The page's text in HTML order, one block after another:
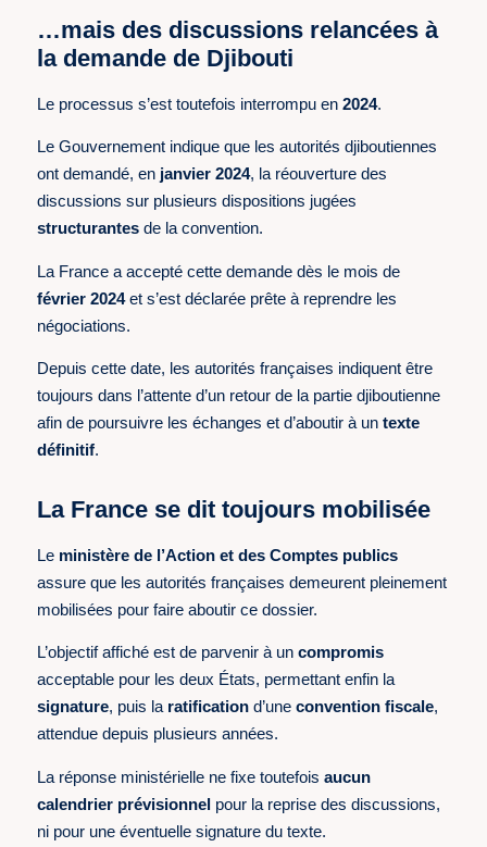
…mais des discussions relancées à
la demande de Djibouti
Le processus s’est toutefois interrompu en2024.
Le Gouvernement indique que les autorités djiboutiennes
ont demandé, en janvier 2024, la réouverture des
discussions sur plusieurs dispositions jugées
structurantes de la convention.
La France a accepté cette demande dès le mois de
février 2024et s’est déclarée prête à reprendre les
négociations.
Depuis cette date, les autorités françaises indiquent être
toujours dans l’attente d’un retour de la partie djiboutienne
afin de poursuivre les échanges et d’aboutir à untexte
définitif.
La France se dit toujours mobilisée
Le ministère de l’Action et des Comptes publics
assure que les autorités françaises demeurent pleinement
mobilisées pour faire aboutir ce dossier.
L’objectif affiché est de parvenir à uncompromis
acceptable pour les deux États, permettant enfin la
signature, puis la ratification d’uneconvention fiscale,
attendue depuis plusieurs années.
La réponse ministérielle ne fixe toutefoisaucun
calendrier prévisionnel pour la reprise des discussions,
ni pour une éventuelle signature du texte.